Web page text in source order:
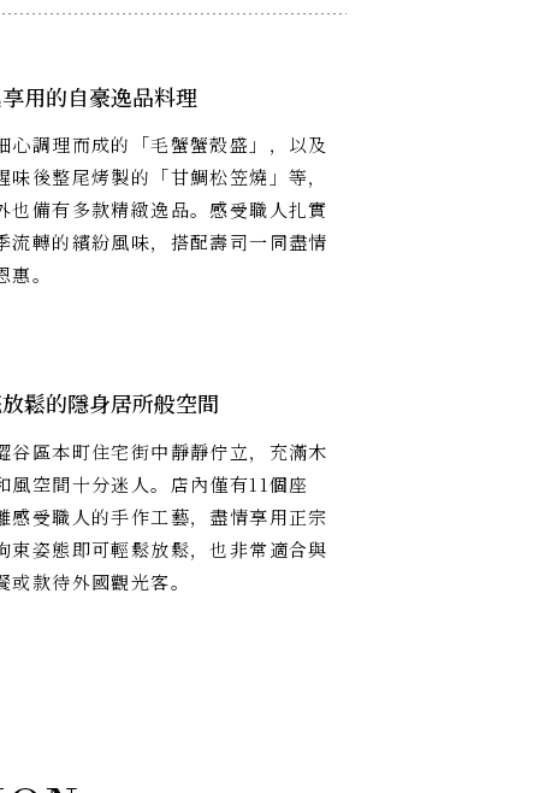
用的自豪逸品料理
心調理而成的「毛蟹蟹殼盛」，以及
味後整尾烤製的「甘鯛松笠燒」等，
也備有多款精緻逸品。感受職人扎實
流轉的繽紛風味，搭配壽司一同盡情
。
鬆的隱身居所般空間
谷區本町住宅街中靜靜佇立，充滿木
風空間十分迷人。店內僅有11個座
感受職人的手作工藝，盡情享用正宗
束姿態即可輕鬆放鬆，也非常適合與
或款待外國觀光客。